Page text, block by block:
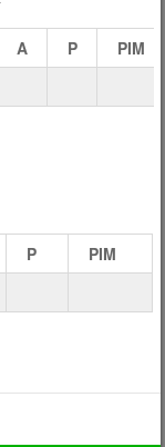
A P
PIM
P
PIM